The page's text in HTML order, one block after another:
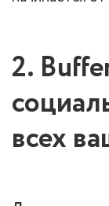
2.
всех